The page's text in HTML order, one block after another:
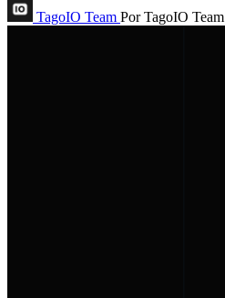
TagoIO Team Por TagoIO Team